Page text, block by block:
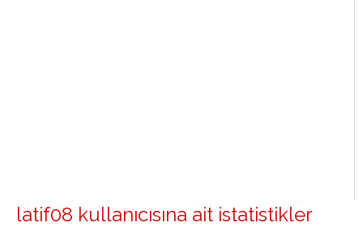
latif08 kullanıcısına ait istatistikler